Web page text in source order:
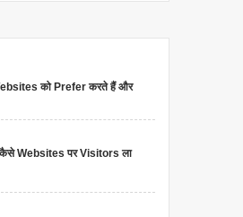
को Prefer करते हैं और
Websites पर Visitors ला